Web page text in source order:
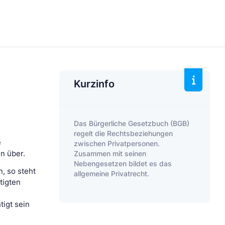
über.
so steht
sein
Kurzinfo
Das Bürgerliche Gesetzbuch (BGB)
regelt die Rechtsbeziehungen
zwischen Privatpersonen.
Zusammen mit seinen
Nebengesetzen bildet es das
allgemeine Privatrecht.